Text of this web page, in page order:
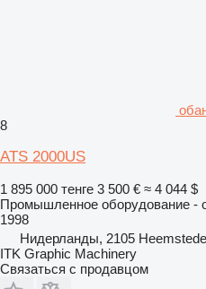
8
ATS 2000US
1 895 000 тенге 3 500 € ≈ 4 044 $
Промышленное оборудование -
1998
Нидерланды, 2105 Heemstede
ITK Graphic Machinery
Связаться с продавцом